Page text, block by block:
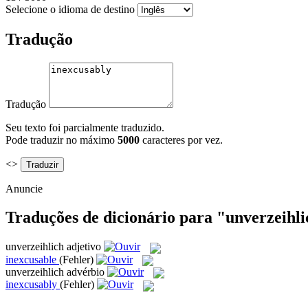
Selecione o idioma de destino
Tradução
Tradução
Seu texto foi parcialmente traduzido.
Pode traduzir no máximo 5000 caracteres por vez.
<>
Anuncie
Traduções de dicionário para
unverzeihlich adjetivo
inexcusable (Fehler)
unverzeihlich advérbio
inexcusably (Fehler)